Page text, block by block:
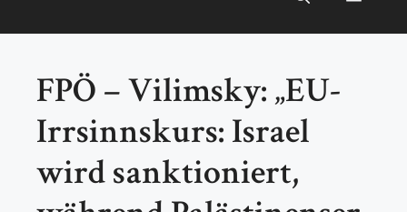
FPÖ – Vilimsky: „EU-
Irrsinnskurs: Israel
wird sanktioniert,